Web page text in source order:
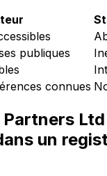
publiques
connues
Partners
un